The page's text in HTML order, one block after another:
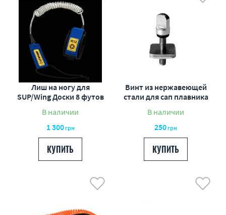
от дорогих к дешевым
по наличию
по акциям
Лиш на ногу для
SUP/Wing Доски 8 футов
В наличии
1 300грн
КУПИТЬ
Винт из нержавеющей
стали для сап плавника
В наличии
250грн
КУПИТЬ